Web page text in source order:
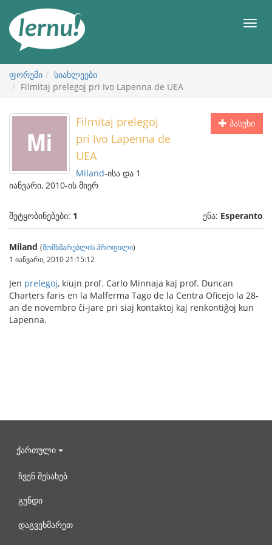
ნახვა
მენიუ
ფორუმი
სიახლეები
Filmitaj prelegoj pri Ivo Lapenna de UEA
პასუხი
Filmitaj prelegoj
pri Ivo Lapenna de
UEA
Miland-ისა და 1
იანვარი, 2010-ის მიერ
შეტყობინებები: 1 ენა: Esperanto
Miland (მომხმარებლის პროფილი)
1 იანვარი, 2010 21:15:12
Jen prelegoj, kiujn prof. Carlo Minnaja kaj prof. Duncan
Charters faris en la Malferma Tago de la Centra Oficejo la 28-
an de novembro ĉi-jare pri siaj kontaktoj kaj renkontiĝoj kun
Lapenna.
ქართული
ჩვენ შესახებ
გუნდი
დაგვეხმარეთ